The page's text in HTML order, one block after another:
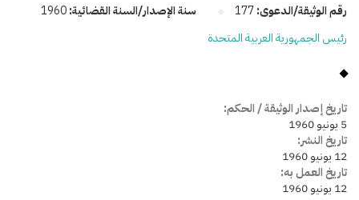
رقم الوثيقة/الدعوى:177 سنة الإصدار/السنة القضائية:1960
رئيس الجمهورية العربية المتحدة
تاريخ إصدار الوثيقة / الحكم:
5 يونيو 1960
تاريخ النشر:
12 يونيو 1960
تاريخ العمل به:
12 يونيو 1960